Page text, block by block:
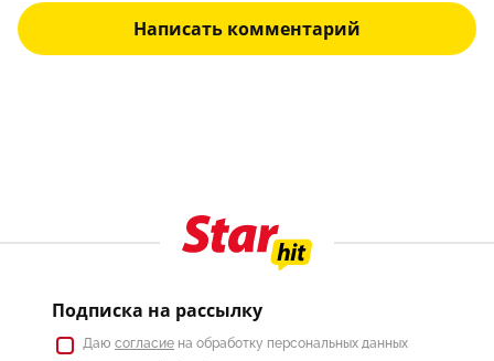
Написать комментарий
Подписка на рассылку
Даю согласие на обработку персональных данных